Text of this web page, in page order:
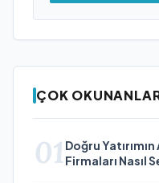
ÇOK
01 Doğru
Firmaları Nasıl